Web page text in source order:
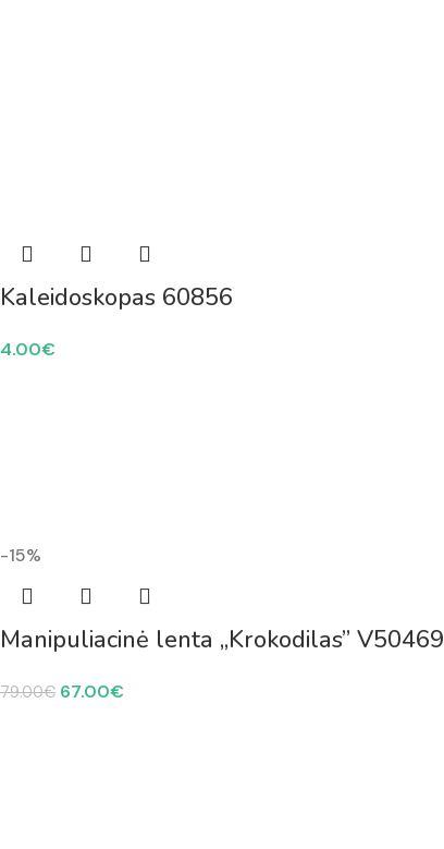
Kaleidoskopas 60856
4.00€
-15%
Manipuliacinė lenta „Krokodilas” V50469
79.00€ 67.00€